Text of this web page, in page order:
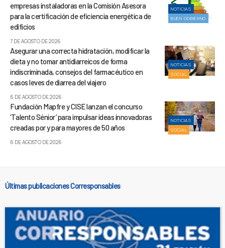
NOTICIAS
BUEN GOBIERNO
empresas instaladoras en la Comisión Asesora
para la certificación de eficiencia energética de
edificios
7 DE AGOSTO DE 2026
NOTICIAS
SOCIAL
Asegurar una correcta hidratación, modificar la
dieta y no tomar antidiarreicos de forma
indiscriminada, consejos del farmacéutico en
casos leves de diarrea del viajero
6 DE AGOSTO DE 2026
NOTICIAS
SOCIAL
Fundación Mapfre y CISE lanzan el concurso
‘Talento Sénior’ para impulsar ideas innovadoras
creadas por y para mayores de 50 años
6 DE AGOSTO DE 2026
Últimas publicaciones Corresponsables